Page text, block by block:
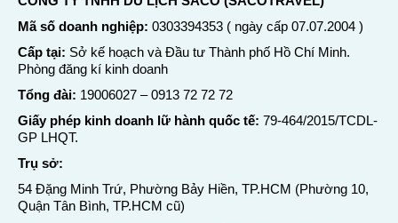
Mã số doanh nghiệp: 0303394353 ( ngày cấp 07.07.2004 )
Cấp tại: Sở kế hoạch và Đầu tư Thành phố Hồ Chí Minh.
Phòng đăng kí kinh doanh
Tổng đài: 19006027 –0913 72 72 72
Giấy phép kinh doanh lữ hành quốc tế: 79-464/2015/TCDL-
GP LHQT.
Trụ sở:
54 Đặng Minh Trứ, Phường Bảy Hiền, TP.HCM (Phường 10,
Quận Tân Bình, TP.HCM cũ)